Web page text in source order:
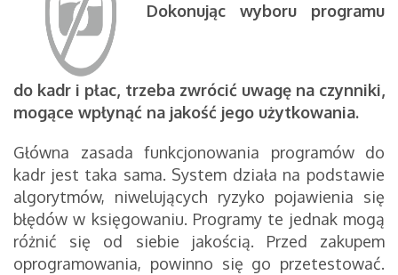
Dokonując wyboru programu
do kadr i płac, trzeba zwrócić uwagę na czynniki,
mogące wpłynąć na jakość jego użytkowania.
Główna zasada funkcjonowania programów do
kadr jest taka sama. System działa na podstawie
algorytmów, niwelujących ryzyko pojawienia się
błędów w księgowaniu. Programy te jednak mogą
różnić się od siebie jakością. Przed zakupem
oprogramowania, powinno się go przetestować.